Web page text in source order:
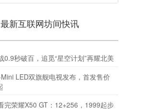
最新互联网坊间快讯
0.9秒破百，追觅“星空计划”再耀北美
LED双旗舰电视发布，首发售价
完荣耀X50 GT：12+256，1999起步